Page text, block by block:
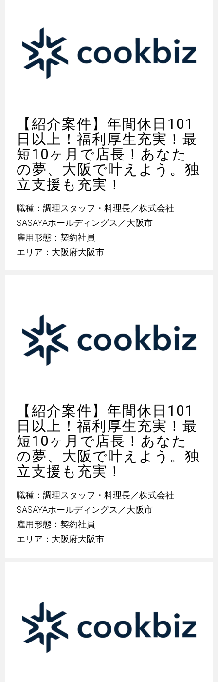
【紹介案件】年間休日101
日以上！福利厚生充実！最
短10ヶ月で店長！あなた
の夢、大阪で叶えよう。独
立支援も充実！
職種：調理スタッフ・料理長／株式会社
SASAYAホールディングス／大阪市
雇用形態：契約社員
エリア：大阪府大阪市
【紹介案件】年間休日101
日以上！福利厚生充実！最
短10ヶ月で店長！あなた
の夢、大阪で叶えよう。独
立支援も充実！
職種：調理スタッフ・料理長／株式会社
SASAYAホールディングス／大阪市
雇用形態：契約社員
エリア：大阪府大阪市